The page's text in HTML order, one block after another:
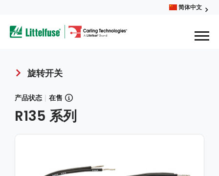
main
content
简体中文
Breadcrumb
旋转开关
产品状态 | 在售
R135 系列